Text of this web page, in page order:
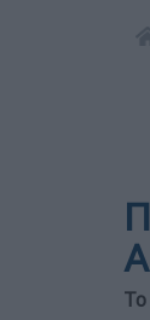
Το